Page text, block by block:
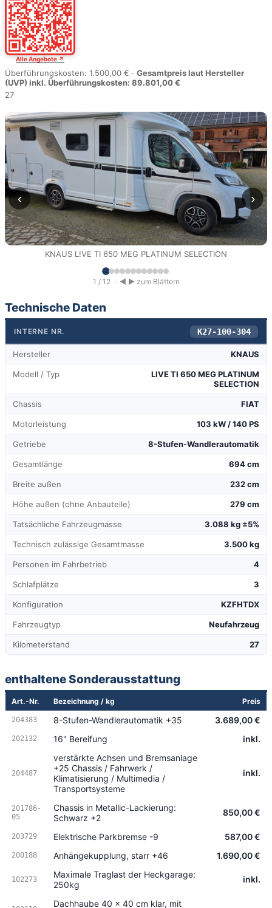
Alle Angebote ↗
Überführungskosten: 1.500,00 € · Gesamtpreis laut Hersteller
(UVP) inkl. Überführungskosten: 89.801,00 €
27
KNAUS L!VE TI 650 MEG PLATINUM SELECTION
‹ ›
1 / 12 · ◀ ▶ zum Blättern
Technische Daten
INTERNE NR. K27-100-304
Hersteller KNAUS
Modell / Typ
LIVE TI 650 MEG PLATINUM
SELECTION
Chassis FIAT
Motorleistung 103 kW / 140 PS
Getriebe 8-Stufen-Wandlerautomatik
Gesamtlänge 694 cm
Breite außen 232 cm
Höhe außen (ohne Anbauteile) 279 cm
Tatsächliche Fahrzeugmasse 3.088 kg ±5%
Technisch zulässige Gesamtmasse 3.500 kg
Personen im Fahrbetrieb 4
Schlafplätze 3
Konfiguration KZFHTDX
Fahrzeugtyp Neufahrzeug
Kilometerstand 27
enthaltene Sonderausstattung
Art.-Nr. Bezeichnung / kg Preis
204383 8-Stufen-Wandlerautomatik +35 3.689,00 €
202132 16" Bereifung inkl.
204487
verstärkte Achsen und Bremsanlage
+25 Chassis / Fahrwerk /
Klimatisierung / Multimedia /
Transportsysteme
inkl.
201786-
05
Chassis in Metallic-Lackierung:
Schwarz +2
850,00 €
203729 Elektrische Parkbremse -9 587,00 €
200188 Anhängekupplung, starr +46 1.690,00 €
102273
Maximale Traglast der Heckgarage:
250kg
inkl.
Dachhaube 40 x 40 cm klar, mit